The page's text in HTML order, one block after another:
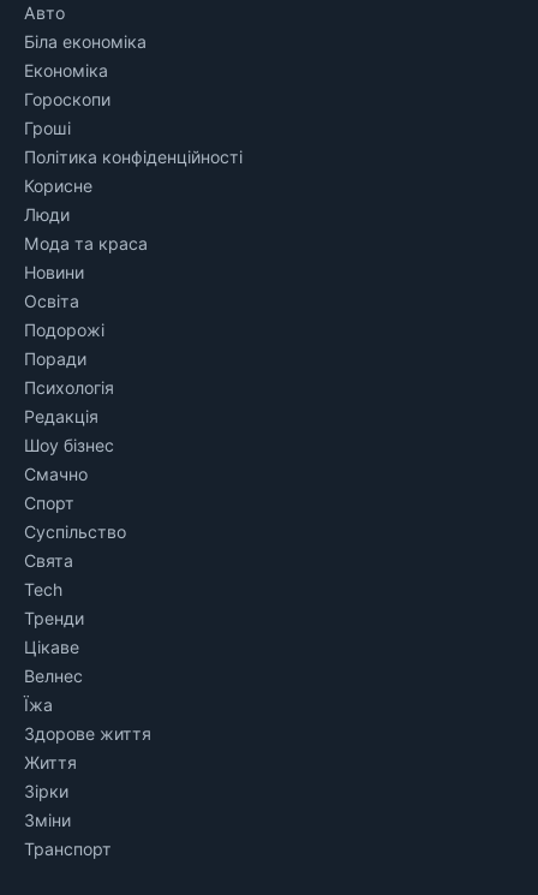
Авто
Біла економіка
Економіка
Гороскопи
Гроші
Політика конфіденційності
Корисне
Люди
Мода та краса
Новини
Освіта
Подорожі
Поради
Психологія
Редакція
Шоу бізнес
Смачно
Спорт
Суспільство
Свята
Tech
Тренди
Цікаве
Велнес
Їжа
Здорове життя
Життя
Зірки
Зміни
Транспорт